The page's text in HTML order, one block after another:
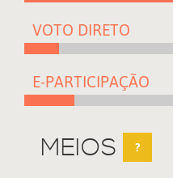
VOTO DIRETO
E-PARTICIPAÇÃO
MEIOS ?